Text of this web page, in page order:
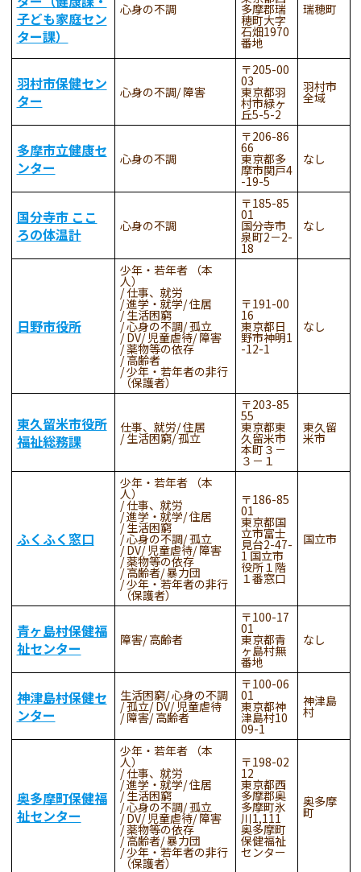
子ども家庭セン
ター課）
心身の不調 多摩郡瑞
穂町大字
石畑1970
番地
瑞穂町
羽村市保健セン
ター
心身の不調 障害
205-00
03
東京都羽
村市緑ヶ
丘5-5-2
羽村市
全域
多摩市立健康セ
ンター
心身の不調
206-86
66
東京都多
摩市関戸4
-19-5
なし
国分寺市 ここ
ろの体温計
心身の不調
185-85
01
国分寺市
泉町2－2-
18
なし
日野市役所
少年・若年者 （本
人）
仕事、就労
進学・就学 住居
生活困窮
心身の不調 孤立
DV 児童虐待 障害
薬物等の依存
高齢者
少年・若年者の非行
（保護者）
191-00
16
東京都日
野市神明1
-12-1
なし
東久留米市役所
福祉総務課
仕事、就労 住居
生活困窮 孤立
203-85
55
東京都東
久留米市
本町３－
３－１
東久留
米市
ふくふく窓口
少年・若年者 （本
人）
仕事、就労
進学・就学 住居
生活困窮
心身の不調 孤立
DV 児童虐待 障害
薬物等の依存
高齢者 暴力団
少年・若年者の非行
（保護者）
186-85
01
東京都国
立市富士
見台2-47-
1 国立市
役所１階
１番窓口
国立市
青ヶ島村保健福
祉センター
障害 高齢者
100-17
01
東京都青
ヶ島村無
番地
なし
神津島村保健セ
ンター
生活困窮 心身の不調
孤立 DV 児童虐待
障害 高齢者
100-06
01
東京都神
津島村10
09-1
神津島
村
奥多摩町保健福
祉センター
少年・若年者 （本
人）
仕事、就労
進学・就学 住居
生活困窮
心身の不調 孤立
DV 児童虐待 障害
薬物等の依存
高齢者 暴力団
少年・若年者の非行
（保護者）
198-02
12
東京都西
多摩郡奥
多摩町氷
川1,111
奥多摩町
保健福祉
センター
奥多摩
町